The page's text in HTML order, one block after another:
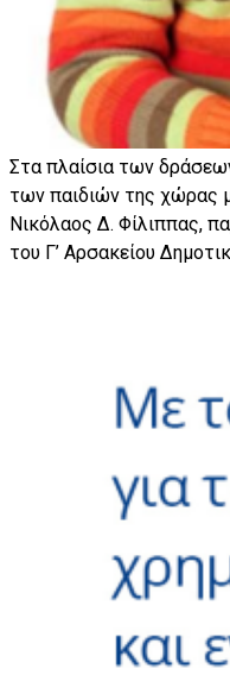
Στα πλαίσια των
των παιδιών της χώρας
Νικόλαος Δ. Φίλιππας,
του Γ’ Αρσακείου